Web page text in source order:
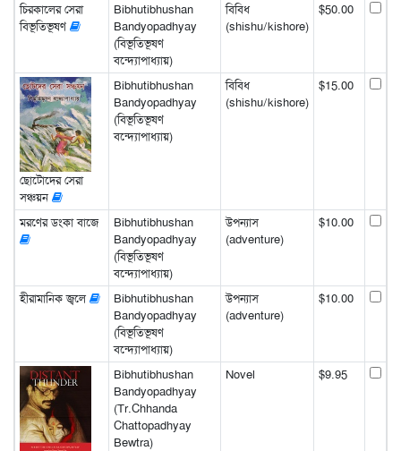
চিরকালের সেরা
বিভূতিভূষণ
Bibhutibhushan
Bandyopadhyay
(বিভূতিভূষণ
বন্দ্যোপাধ্যায়)
বিবিধ
(shishu/kishore)
$50.00
ছোটোদের সেরা
সঞ্চয়ন
Bibhutibhushan
Bandyopadhyay
(বিভূতিভূষণ
বন্দ্যোপাধ্যায়)
বিবিধ
(shishu/kishore)
$15.00
মরণের ডংকা বাজে
Bibhutibhushan
Bandyopadhyay
(বিভূতিভূষণ
বন্দ্যোপাধ্যায়)
উপন্যাস
(adventure)
$10.00
হীরামানিক জ্বলে
Bibhutibhushan
Bandyopadhyay
(বিভূতিভূষণ
বন্দ্যোপাধ্যায়)
উপন্যাস
(adventure)
$10.00
Bibhutibhushan
Bandyopadhyay
(Tr.Chhanda
Chattopadhyay
Bewtra)
Novel $9.95